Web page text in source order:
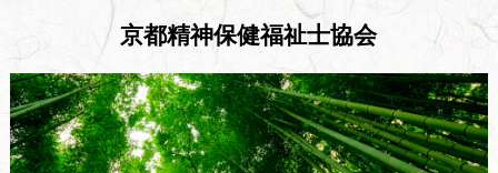
京都精神保健福祉士協会